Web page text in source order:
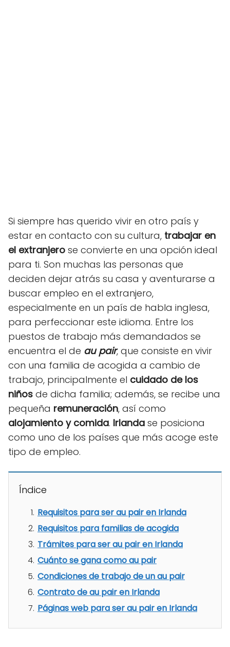
Si siempre has querido vivir en otro país y
estar en contacto con su cultura, trabajar en
el extranjero se convierte en una opción ideal
para ti. Son muchas las personas que
deciden dejar atrás su casa y aventurarse a
buscar empleo en el extranjero,
especialmente en un país de habla inglesa,
para perfeccionar este idioma. Entre los
puestos de trabajo más demandados se
encuentra el de au pair, que consiste en vivir
con una familia de acogida a cambio de
trabajo, principalmente el cuidado de los
niños de dicha familia; además, se recibe una
pequeña remuneración, así como
alojamiento y comida. Irlanda se posiciona
como uno de los países que más acoge este
tipo de empleo.
Índice
Requisitos para ser au pair en Irlanda
Requisitos para familias de acogida
Trámites para ser au pair en Irlanda
Cuánto se gana como au pair
Condiciones de trabajo de un au pair
Contrato de au pair en Irlanda
Páginas web para ser au pair en Irlanda